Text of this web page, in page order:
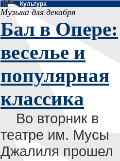
Культура
Музыка для декабря
Бал в Опере:
веселье и
популярная
классика
Во вторник в
театре им. Мусы
Джалиля прошел